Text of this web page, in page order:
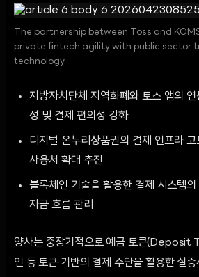
The partnership between Toss and
private fintech agility with public sector
technology.
지방자치단체 지역화폐와 토스 앱의
성 및 결제 편의성 강화
디지털 온누리상품권의 결제 인프라
사용처 확대 추진
블록체인 기술을 활용한 결제 시스템
자금 흐름 관리
양사는 중장기적으로 예금 토큰(Deposit
인 등 토큰 기반의 결제 수단을 활용한 실증